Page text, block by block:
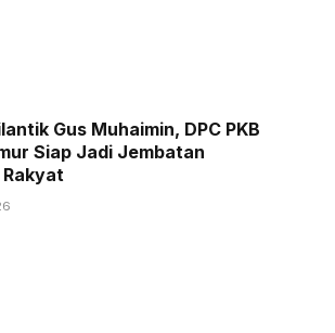
Gus Muhaimin, DPC PKB
Siap Jadi Jembatan